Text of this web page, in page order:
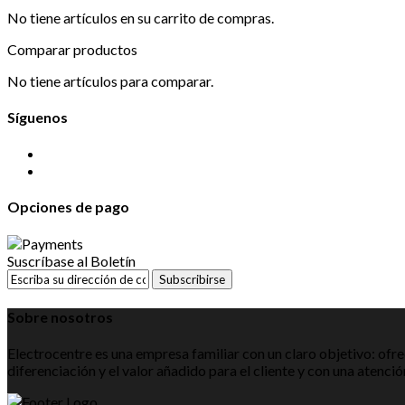
No tiene artículos en su carrito de compras.
Comparar productos
No tiene artículos para comparar.
Síguenos
Opciones de pago
Suscríbase al Boletín
Subscribirse
Sobre nosotros
Electrocentre es una empresa familiar con un claro objetivo:
diferenciación y el valor añadido para el cliente y con una